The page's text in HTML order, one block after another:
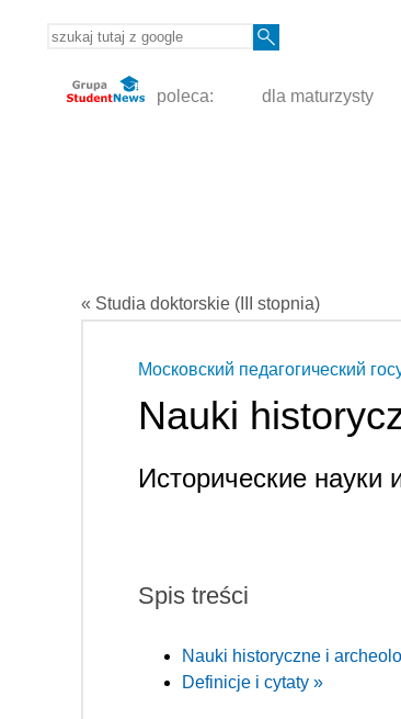
poleca: dla maturzysty
« Studia doktorskie (III stopnia)
Московский педагогический
Nauki
Исторические науки
Spis treści
Nauki historyczne i
Definicje i cytaty »